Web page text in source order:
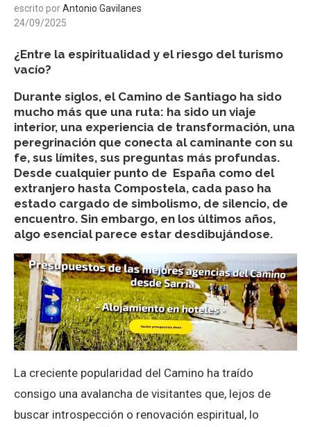
escrito porAntonio Gavilanes
24/09/2025
¿Entre la espiritualidad y el riesgo del turismo
vacío?
Durante siglos, el Camino de Santiago ha sido
mucho más que una ruta: ha sido un viaje
interior, una experiencia de transformación, una
peregrinación que conecta al caminante con su
fe, sus límites, sus preguntas más profundas.
Desde cualquier punto de España como del
extranjero hasta Compostela, cada paso ha
estado cargado de simbolismo, de silencio, de
encuentro. Sin embargo, en los últimos años,
algo esencial parece estar desdibujándose.
La creciente popularidad del Camino ha traído
consigo una avalancha de visitantes que, lejos de
buscar introspección o renovación espiritual, lo